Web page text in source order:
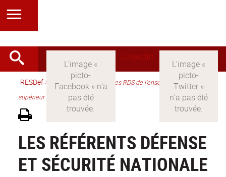
LinkedIn
RESDef> Version française
Les RDS de l'enseignement
supérieur
LES RÉFÉRENTS DÉFENSE
ET SÉCURITÉ NATIONALE